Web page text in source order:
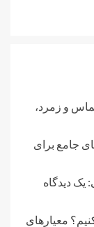
و زمرد،
جامع برای
یک دیدگاه
معیارهای